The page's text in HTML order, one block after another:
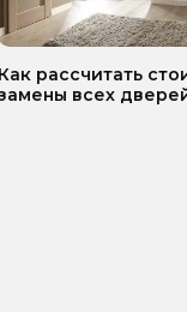
Как рассчитать
всех